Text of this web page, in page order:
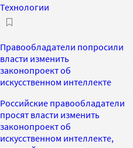
Технологии
Правообладатели попросили
власти изменить
законопроект об
искусственном интеллекте
Российские правообладатели
просят власти изменить
законопроект об
искусственном интеллекте,